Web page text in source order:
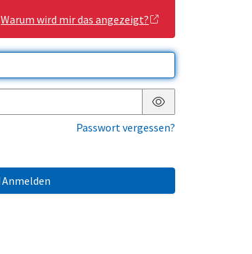
Warum wird mir das angezeigt?
Passwort anzeigen
Passwort vergessen?
Anmelden